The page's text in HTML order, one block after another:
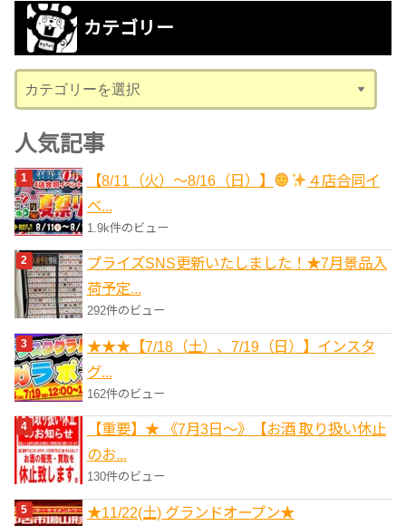
カ
ブ
カテゴリー
テ
ゴ
リ
ー
人気記事
【8/11（火）～8/16（日）】
４店合同イ
ベ...
1.9k件のビュー
プライズSNS更新いたしました！★7月景品入
荷予定...
292件のビュー
★★★【7/18（土）、7/19（日）】インスタ
グ...
162件のビュー
【重要】★ 《7月3日～》【お酒 取り扱い休止
のお...
130件のビュー
★11/22(土) グランドオープン★